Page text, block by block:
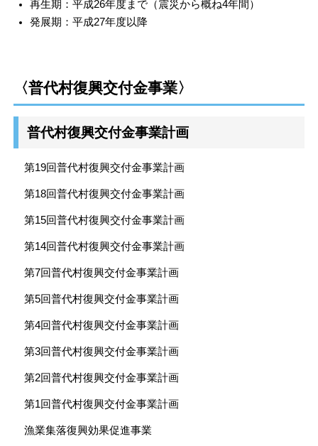
再生期：平成26年度まで（震災から概ね4年間）
発展期：平成27年度以降
〈普代村復興交付金事業〉
普代村復興交付金事業計画
第19回普代村復興交付金事業計画
第18回普代村復興交付金事業計画
第15回普代村復興交付金事業計画
第14回普代村復興交付金事業計画
第7回普代村復興交付金事業計画
第5回普代村復興交付金事業計画
第4回普代村復興交付金事業計画
第3回普代村復興交付金事業計画
第2回普代村復興交付金事業計画
第1回普代村復興交付金事業計画
漁業集落復興効果促進事業